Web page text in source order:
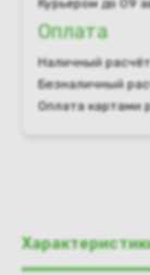
Курьером до 09
Оплата
Наличный расчёт
Безналичный
Оплата картами